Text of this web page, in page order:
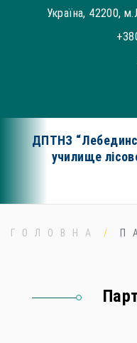
Україна, 42200,
ДПТНЗ
училище
ГОЛОВНА